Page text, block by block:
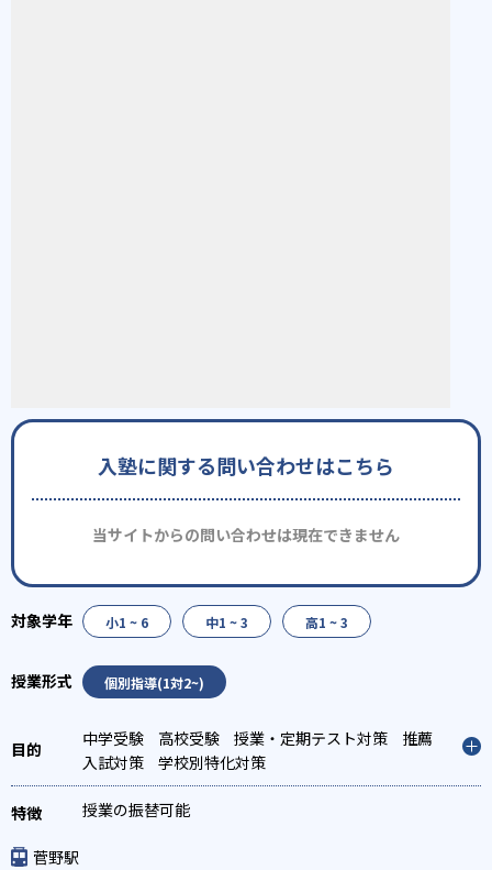
入塾に関する問い合わせはこちら
当サイトからの問い合わせは現在できません
小1 ~ 6 中1 ~ 3 高1 ~ 3
個別指導(1対2~)
中学受験 高校受験 授業・定期テスト対策
推薦
入試対策
学校別特化対策
授業の振替可能
菅野駅